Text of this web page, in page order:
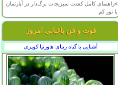
>راهنمای کامل کشت سبزیجات برگ‌دار در آپارتمان
با نور کم
فوت و فن باغبانی امروز
آشنایی با گیاه زیبای هاورتیا کوپری